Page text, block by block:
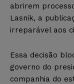
abrirem
Lasnik, a
irreparável aos
Essa decisão
governo do
companhia do